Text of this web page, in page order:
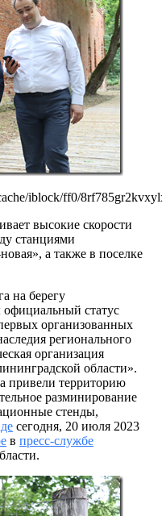
iblock/ff0/
высокие скорости
станциями
а также в поселке
на берегу
официальный статус
организованных
регионального
организация
области».
привели территорию
разминирование
стенды,
сегодня, 20 июля 2023
в пресс-службе